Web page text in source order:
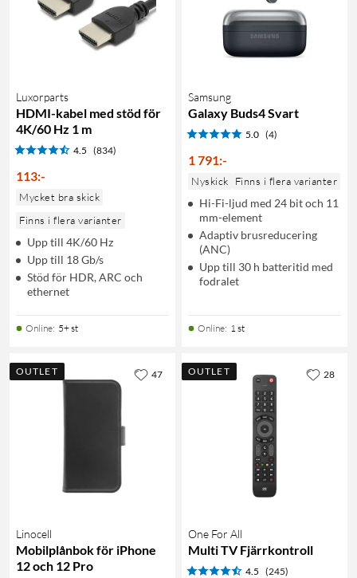
Luxorparts
HDMI-kabel med stöd för
4K/60 Hz 1 m
4.5 (834)
113:-
Mycket bra skick
Finns i flera varianter
Upp till 4K/60 Hz
Upp till 18 Gb/s
Stöd för HDR, ARC och
ethernet
Online: 5+ st
Samsung
Galaxy Buds4 Svart
5.0 (4)
1 791:-
Nyskick Finns i flera varianter
Hi-Fi-ljud med 24 bit och 11
mm-element
Adaptiv brusreducering
(ANC)
Upp till 30 h batteritid med
fodralet
Online: 1 st
OUTLET
Linocell
Mobilplånbok för iPhone
12 och 12 Pro
47 OUTLET
One For All
Multi TV Fjärrkontroll
4.5 (245)
28